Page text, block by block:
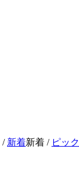
/ 新着新着 / ピック